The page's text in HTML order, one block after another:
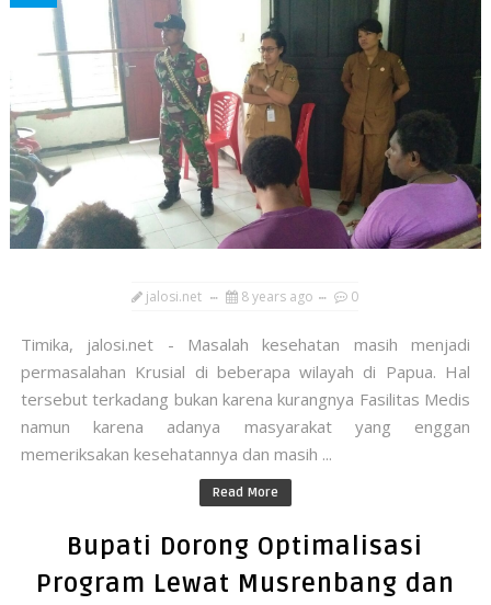
jalosi.net 8 years ago 0
Timika, jalosi.net - Masalah kesehatan masih menjadi
permasalahan Krusial di beberapa wilayah di Papua. Hal
tersebut terkadang bukan karena kurangnya Fasilitas Medis
namun karena adanya masyarakat yang enggan
memeriksakan kesehatannya dan masih ...
Read More
Bupati Dorong Optimalisasi
Program Lewat Musrenbang dan